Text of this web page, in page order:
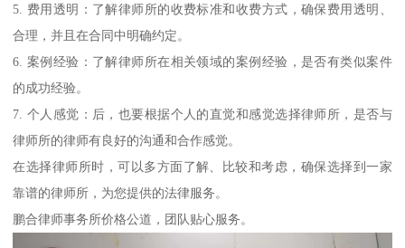
5. 费用透明：了解律师所的收费标准和收费方式，确保费用透明、
合理，并且在合同中明确约定。
6. 案例经验：了解律师所在相关领域的案例经验，是否有类似案件
的成功经验。
7. 个人感觉：后，也要根据个人的直觉和感觉选择律师所，是否与
律师所的律师有良好的沟通和合作感觉。
在选择律师所时，可以多方面了解、比较和考虑，确保选择到一家
靠谱的律师所，为您提供的法律服务。
鹏合律师事务所价格公道，团队贴心服务。